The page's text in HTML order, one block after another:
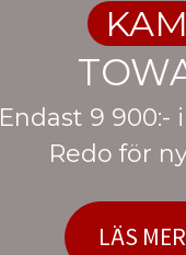
Endast 9
Redo för
LÄS